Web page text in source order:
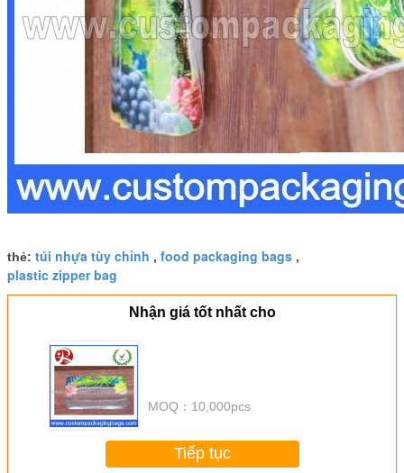
thẻ: túi nhựa tùy chỉnh , food packaging bags ,
plastic zipper bag
Nhận giá tốt nhất cho
MOQ： 10,000pcs
Tiếp tục